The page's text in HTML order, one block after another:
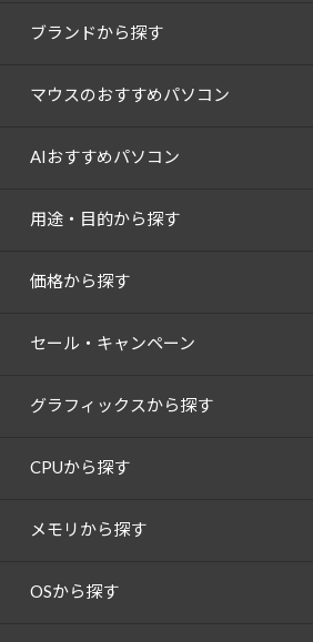
ブランドから探す
マウスのおすすめパソコン
AIおすすめパソコン
用途・目的から探す
価格から探す
セール・キャンペーン
グラフィックスから探す
CPUから探す
メモリから探す
OSから探す